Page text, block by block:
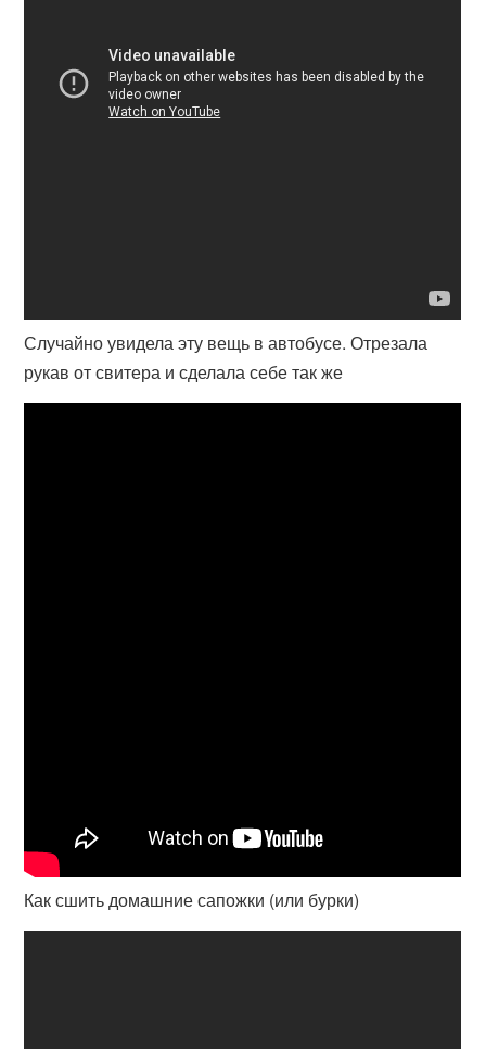
Случайно увидела эту вещь в автобусе. Отрезала
рукав от свитера и сделала себе так же
Как сшить домашние сапожки (или бурки)